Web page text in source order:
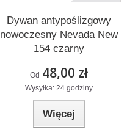
Dywan antypoślizgowy
nowoczesny Nevada New
154 czarny
Od 48,00 zł
Wysyłka: 24 godziny
Więcej